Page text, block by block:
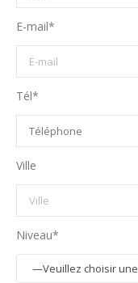
E-mail*
Tél*
Ville
Niveau*